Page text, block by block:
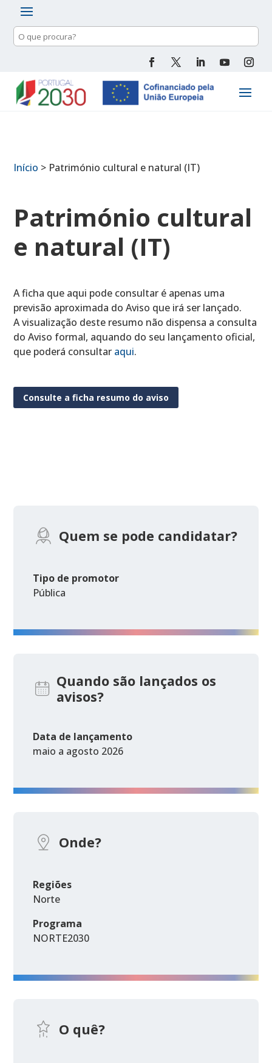
Pesquisa
de
Início > Património cultural e natural (IT)
Património cultural
e natural (IT)
A ficha que aqui pode consultar é apenas uma
previsão aproximada do Aviso que irá ser lançado.
A visualização deste resumo não dispensa a consulta
do Aviso formal, aquando do seu lançamento oficial,
que poderá consultar aqui.
Consulte a ficha resumo do aviso
Quem se pode candidatar?
Tipo de promotor
Pública
Quando são lançados os
avisos?
Data de lançamento
maio a agosto 2026
Onde?
Regiões
Norte
Programa
NORTE2030
O quê?